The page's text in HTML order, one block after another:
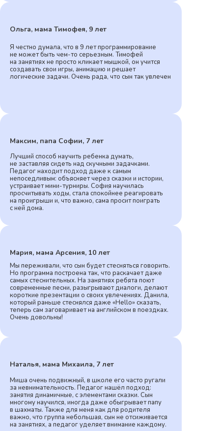
Ольга, мама Тимофея, 9 лет
Я честно думала, что в 9 лет программирование
не может быть чем-то серьезным. Тимофей
на занятиях не просто кликает мышкой, он учится
создавать свои игры, анимацию и решает
логические задачи. Очень рада, что сын так увлечен
Максим, папа Софии, 7 лет
Лучший способ научить ребенка думать,
не заставляя сидеть над скучными задачками.
Педагог находит подход даже к самым
непоседливым: объясняет через сказки и истории,
устраивает мини-турниры. София научилась
просчитывать ходы, стала спокойнее реагировать
на проигрыши и, что важно, сама просит поиграть
с ней дома.
Мария, мама Арсения, 10 лет
Мы переживали, что сын будет стесняться говорить.
Но программа построена так, что раскачает даже
самых стеснительных. На занятиях ребята поют
современные песни, разыгрывают диалоги, делают
короткие презентации о своих увлечениях. Данила,
который раньше стеснялся даже «Hello» сказать,
теперь сам заговаривает на английском в поездках.
Очень довольны!
Наталья, мама Михаила, 7 лет
Миша очень подвижный, в школе его часто ругали
за невнимательность. Педагог нашёл подход:
занятия динамичные, с элементами сказки. Сын
многому научился, иногда даже обыгрывает папу
в шахматы. Также для меня как для родителя
важно, что группа небольшая, сын не отсиживается
на занятиях, а педагог уделяет внимание каждому.